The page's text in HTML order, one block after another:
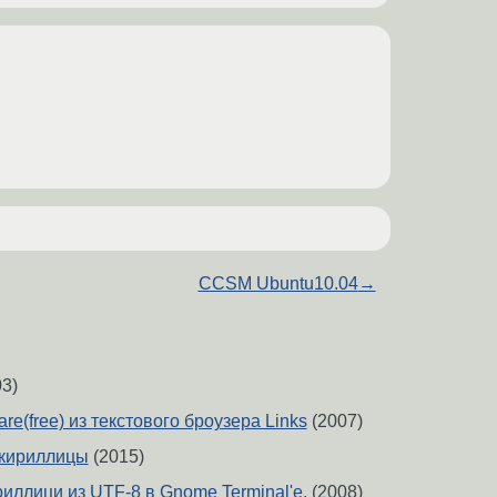
CCSM Ubuntu10.04→
из текстового броузера Links(2007)
(2015)
из UTF-8 в Gnome Terminal'е. (2008)